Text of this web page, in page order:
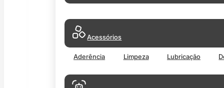
Acessórios
Aderência Limpeza Lubricação